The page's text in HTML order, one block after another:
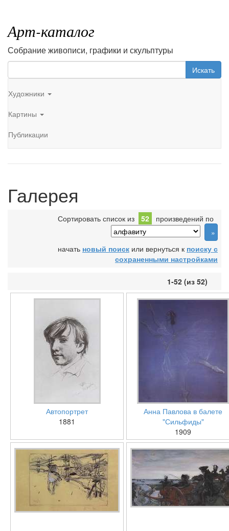
Арт-каталог
Собрание живописи, графики и скульптуры
Искать
Художники
Картины
Публикации
Галерея
Сортировать список из 52 произведений по
начать новый поиск или вернуться к поиску с
сохраненными настройками
1-52 (из 52)
Автопортрет
1881
Анна Павлова в балете
"Сильфиды"
1909